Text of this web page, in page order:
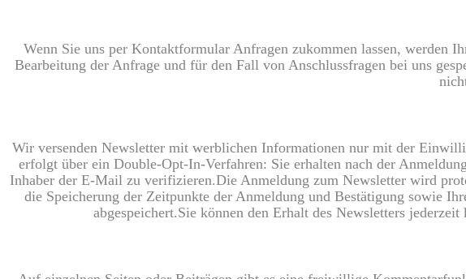
Wenn Sie uns per Kontaktformular Anfragen zukommen lassen, werden
Bearbeitung der Anfrage und für den Fall von Anschlussfragen bei uns
Wir versenden Newsletter mit werblichen Informationen nur mit der
erfolgt über ein Double-Opt-In-Verfahren: Sie erhalten nach der
Inhaber der E-Mail zu verifizieren.Die Anmeldung zum Newsletter wird
die Speicherung der Zeitpunkte der Anmeldung und Bestätigung sowie
abgespeichert.Sie können den Erhalt des Newsletters